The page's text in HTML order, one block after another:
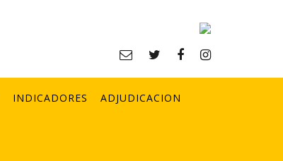
INDICADORES ADJUDICACION